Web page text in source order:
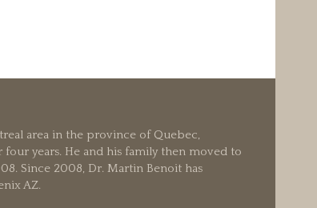
area in the province of Quebec,
four years. He and his family then moved to
Since 2008, Dr. Martin Benoit has
AZ.